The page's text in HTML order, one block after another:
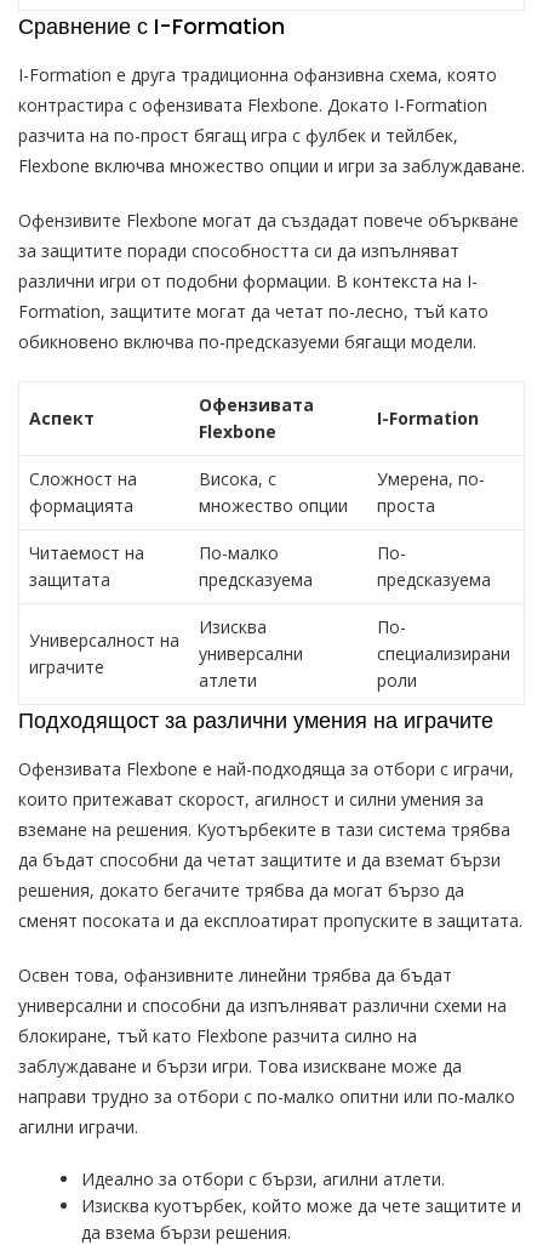
Сравнение с I-Formation
I-Formation е друга традиционна офанзивна схема, която
контрастира с офензивата Flexbone. Докато I-Formation
разчита на по-прост бягащ игра с фулбек и тейлбек,
Flexbone включва множество опции и игри за заблуждаване.
Офензивите Flexbone могат да създадат повече объркване
за защитите поради способността си да изпълняват
различни игри от подобни формации. В контекста на I-
Formation, защитите могат да четат по-лесно, тъй като
обикновено включва по-предсказуеми бягащи модели.
Аспект
Офензивата
Flexbone
I-Formation
Сложност на
формацията
Висока, с
множество опции
Умерена, по-
проста
Читаемост на
защитата
По-малко
предсказуема
По-
предсказуема
Универсалност на
играчите
Изисква
универсални
атлети
По-
специализирани
роли
Подходящост за различни умения на играчите
Офензивата Flexbone е най-подходяща за отбори с играчи,
които притежават скорост, агилност и силни умения за
вземане на решения. Куотърбеките в тази система трябва
да бъдат способни да четат защитите и да вземат бързи
решения, докато бегачите трябва да могат бързо да
сменят посоката и да експлоатират пропуските в защитата.
Освен това, офанзивните линейни трябва да бъдат
универсални и способни да изпълняват различни схеми на
блокиране, тъй като Flexbone разчита силно на
заблуждаване и бързи игри. Това изискване може да
направи трудно за отбори с по-малко опитни или по-малко
агилни играчи.
Идеално за отбори с бързи, агилни атлети.
Изисква куотърбек, който може да чете защитите и
да взема бързи решения.